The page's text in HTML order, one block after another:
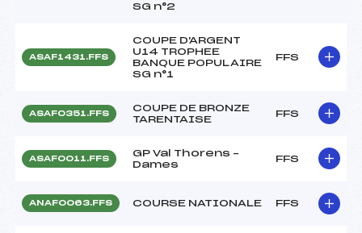
SG n°2
ASAF1431.FFS
COUPE D'ARGENT
U14 TROPHEE
BANQUE POPULAIRE
SG n°1
FFS
ASAF0351.FFS
COUPE DE BRONZE
TARENTAISE
FFS
ASAF0011.FFS
GP Val Thorens –
Dames
FFS
ANAF0063.FFS COURSE NATIONALE FFS